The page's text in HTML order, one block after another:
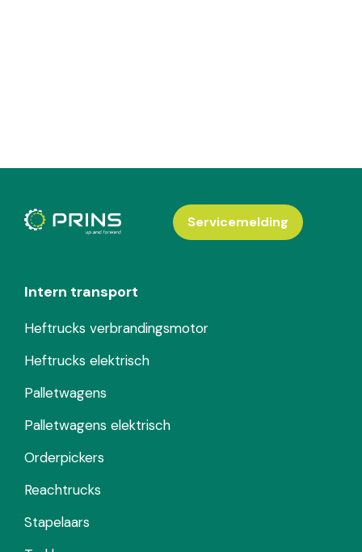
Intern transport
Heftrucks verbrandingsmotor
Heftrucks elektrisch
Palletwagens
Palletwagens elektrisch
Orderpickers
Reachtrucks
Stapelaars
Servicemelding